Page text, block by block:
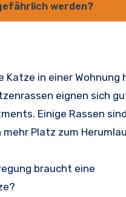
werden?
Katze in einer Wohnung
eignen sich
Einige Rassen
Platz zum
braucht eine